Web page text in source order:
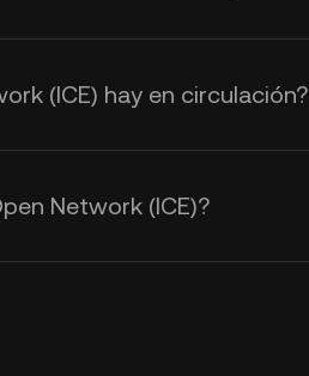
(ICE) hay en circulación?
Network (ICE)?